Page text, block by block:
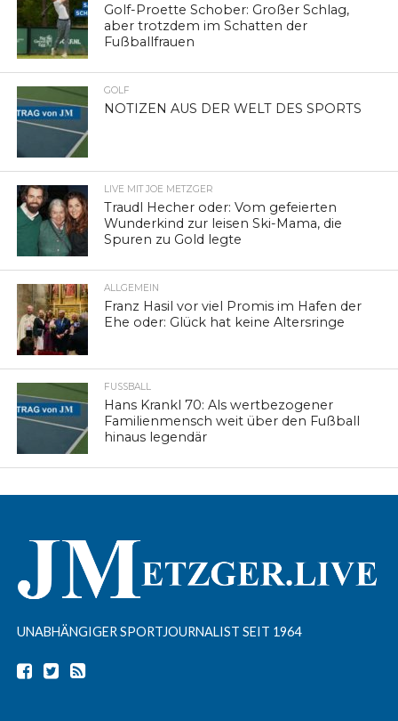
Golf-Proette Schober: Großer Schlag,
aber trotzdem im Schatten der
Fußballfrauen
GOLF
NOTIZEN AUS DER WELT DES SPORTS
LIVE MIT JOE METZGER
Traudl Hecher oder: Vom gefeierten
Wunderkind zur leisen Ski-Mama, die
Spuren zu Gold legte
ALLGEMEIN
Franz Hasil vor viel Promis im Hafen der
Ehe oder: Glück hat keine Altersringe
FUSSBALL
Hans Krankl 70: Als wertbezogener
Familienmensch weit über den Fußball
hinaus legendär
UNABHÄNGIGER SPORTJOURNALIST SEIT 1964